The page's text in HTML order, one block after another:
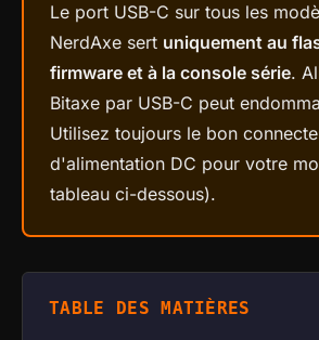
Le port USB-C sur tous les
NerdAxe sert uniquement au
firmware et à la console série.
Bitaxe par USB-C peut
Utilisez toujours le bon
d'alimentation DC pour votre
tableau ci-dessous).
TABLE DES MATIÈRES